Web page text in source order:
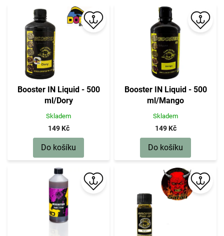
Booster IN Liquid - 500
ml/Dory
Skladem
149 Kč
Do košíku
Booster IN Liquid - 500
ml/Mango
Skladem
149 Kč
Do košíku